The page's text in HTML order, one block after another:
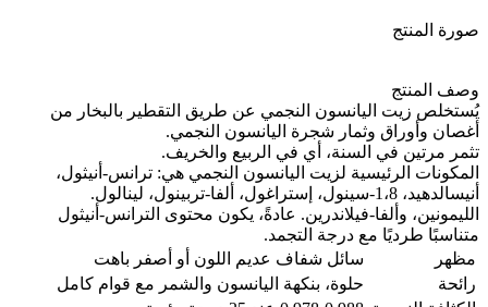
صورة المنتج
وصف المنتج
يُستخلص زيت اليانسون النجمي عن طريق التقطير بالبخار من
أغصان وأوراق وثمار شجرة اليانسون النجمي.
تثمر مرتين في السنة، أي في الربيع والخريف.
المكونات الرئيسية لزيت اليانسون النجمي هي: ترانس-أنيثول،
أنيسالدهيد، 1،8-سينول، إستراغول، ألفا-تربينول، لينالول.
الليمونين، وألفا-فيلاندرين. عادةً، يكون محتوى الترانس-أنيثول
متناسبًا طرديًا مع درجة التجمد.
مظهر
سائل شفاف عديم اللون أو أصفر باهت
رائحة
حلوة، بنكهة اليانسون والشمر مع قوام كامل